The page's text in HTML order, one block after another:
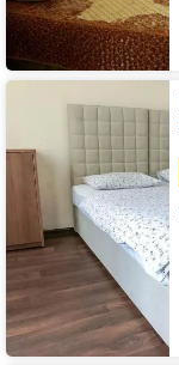
Гостевой
ОЛЬГА
Румянцево